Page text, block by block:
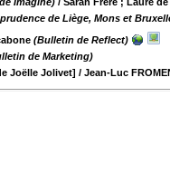
de Liège, Mons et
(Bulletin de Reflect)
de Marketing)
Joëlle Jolivet] / Jean-Luc